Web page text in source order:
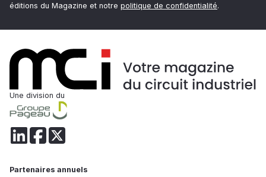
éditions du Magazine et notre politique de confidentialité.
Une division du
Partenaires annuels